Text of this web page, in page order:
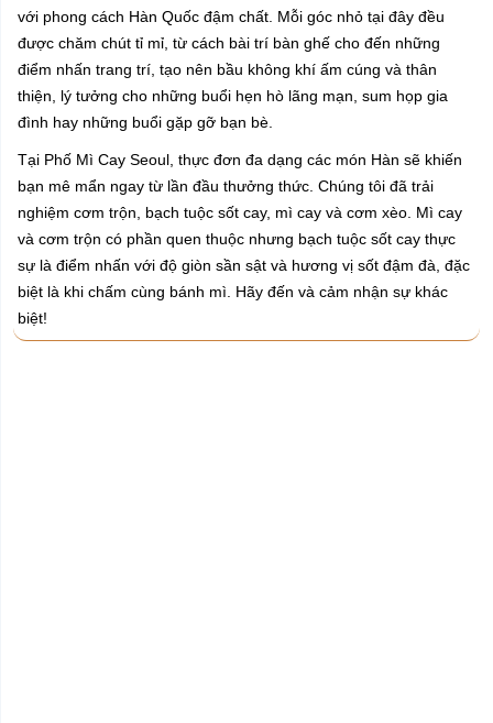
với phong cách Hàn Quốc đậm chất. Mỗi góc nhỏ tại đây đều
được chăm chút tỉ mỉ, từ cách bài trí bàn ghế cho đến những
điểm nhấn trang trí, tạo nên bầu không khí ấm cúng và thân
thiện, lý tưởng cho những buổi hẹn hò lãng mạn, sum họp gia
đình hay những buổi gặp gỡ bạn bè.
Tại Phố Mì Cay Seoul, thực đơn đa dạng các món Hàn sẽ khiến
bạn mê mẩn ngay từ lần đầu thưởng thức. Chúng tôi đã trải
nghiệm cơm trộn, bạch tuộc sốt cay, mì cay và cơm xèo. Mì cay
và cơm trộn có phần quen thuộc nhưng bạch tuộc sốt cay thực
sự là điểm nhấn với độ giòn sần sật và hương vị sốt đậm đà, đặc
biệt là khi chấm cùng bánh mì. Hãy đến và cảm nhận sự khác
biệt!